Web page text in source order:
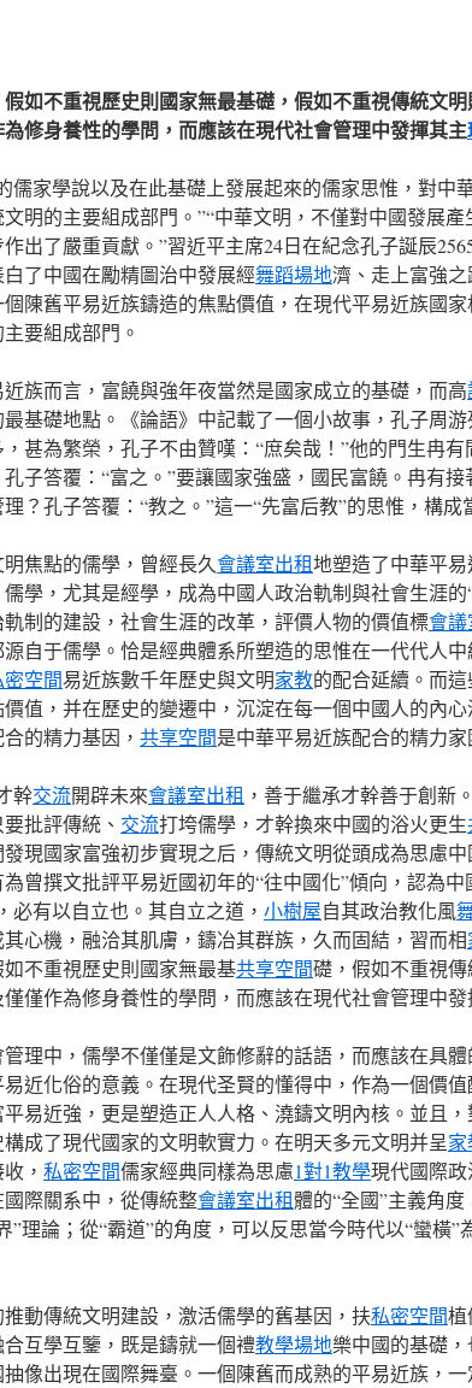
如不重視歷史則國家無最基礎，假如不重視傳統文
修身養性的學問，而應該在現代社會管理中發揮其主
儒家學說以及在此基礎上發展起來的儒家思惟，對中
明的主要組成部門。”“中華文明，不僅對中國發展
出了嚴重貢獻。”習近平主席24日在紀念孔子誕辰
了中國在勵精圖治中發展經舞蹈場地濟、走上富強
陳舊平易近族鑄造的焦點價值，在現代平易近族國
要組成部門。
族而言，富饒與強年夜當然是國家成立的基礎，而高
基礎地點。《論語》中記載了一個小故事，孔子周
甚為繁榮，孔子不由贊嘆：“庶矣哉！”他的門生冉
子答覆：“富之。”要讓國家強盛，國民富饒。冉有
？孔子答覆：“教之。”這一“先富后教”的思惟，構成
焦點的儒學，曾經長久會議室出租地塑造了中華平
學，尤其是經學，成為中國人政治軌制與社會生涯的
制的建設，社會生涯的改革，評價人物的價值標會議
自于儒學。恰是經典體系所塑造的思惟在一代代人
密空間易近族數千年歷史與文明家教的配合延續。而
值，并在歷史的變遷中，沉淀在每一個中國人的內
的精力基因， 共享空間是中華平易近族配合的精力家
幹交流開辟未來會議室出租 ，善于繼承才幹善于創新
批評傳統、 交流打垮儒學，才幹換來中國的浴火更生
現國家富強初步實現之后，傳統文明從頭成為思慮
曾撰文批評平易近國初年的“往中國化”傾向，認為中
必有以自立也。其自立之道， 小樹屋自其政治教化風
心機，融洽其肌膚，鑄冶其群族，久而固結，習而相
不重視歷史則國家無最基共享空間礎，假如不重視
僅作為修身養性的學問，而應該在現代社會管理中發
理中，儒學不僅僅是文飾修辭的話語，而應該在具
近化俗的意義。在現代圣賢的懂得中，作為一個價
平易近強，更是塑造正人人格、澆鑄文明內核。並且
成了現代國家的文明軟實力。在明天多元文明并呈
， 私密空間儒家經典同樣為思慮1對1教學現代國際
際關系中，從傳統整會議室出租體的“全國”主義角
”理論；從“霸道”的角度，可以反思當今時代以“蠻橫
動傳統文明建設，激活儒學的舊基因，扶私密空間植
互學互鑒，既是鑄就一個禮教學場地樂中國的基礎
像出現在國際舞臺。一個陳舊而成熟的平易近族，